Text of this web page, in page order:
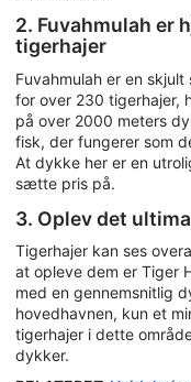
2. Fuvahmulah er
tigerhajer
Fuvahmulah er en
for over 230 tigerhajer,
på over 2000 meters
fisk, der fungerer som
At dykke her er en
sætte pris på.
3. Oplev det
Tigerhajer kan ses
at opleve dem er Tiger
med en gennemsnitlig
hovedhavnen, kun et
tigerhajer i dette
dykker.